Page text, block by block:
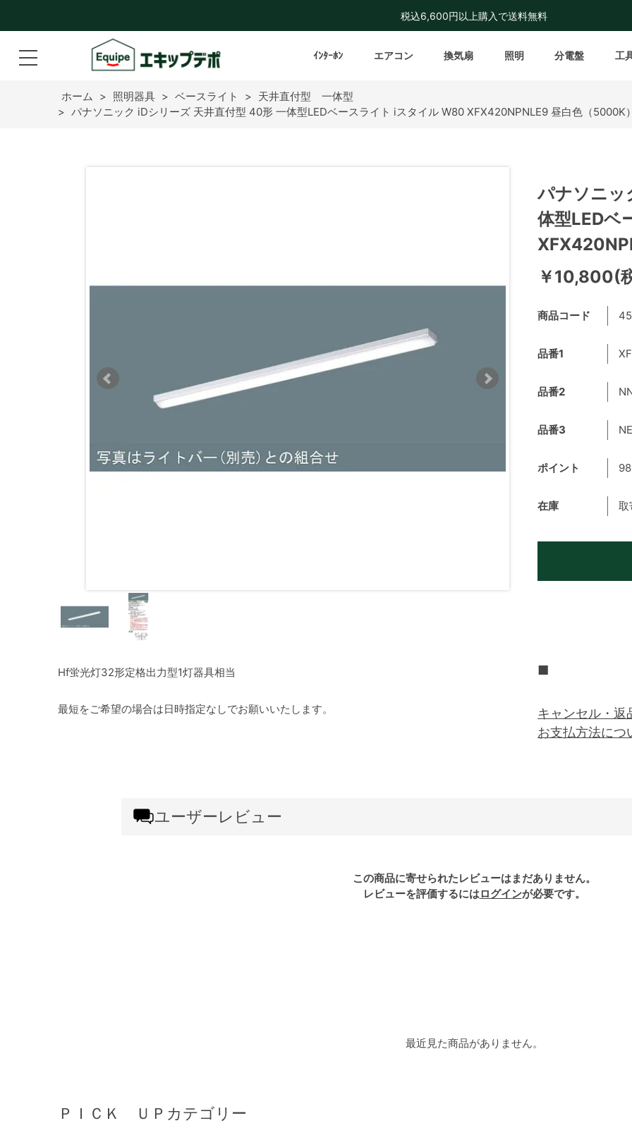
税込6,600円以上購入で送料無料
ｲﾝﾀｰﾎﾝ エアコン 換気扇 照明 分電盤 工
ホーム > 照明器具 > ベースライト > 天井直付型 一体型
> パナソニック iDシリーズ 天井直付型 40形 一体型LEDベースライト iスタイル W80 XFX420NPNLE9 昼白色（5000K）
Hf蛍光灯32形定格出力型1灯器具相当
最短をご希望の場合は日時指定なしでお願いいたします。
パナソニッ
体型LEDベ
￥10,800(
商品コード
品番1
品番2
品番3
ポイント 98
在庫 取
■
キャンセル・返
お支払方法につ
ユーザーレビュー
この商品に寄せられたレビューはまだありません。
レビューを評価するにはログインが必要です。
最近見た商品がありません。
ＰＩＣＫ ＵＰカテゴリー